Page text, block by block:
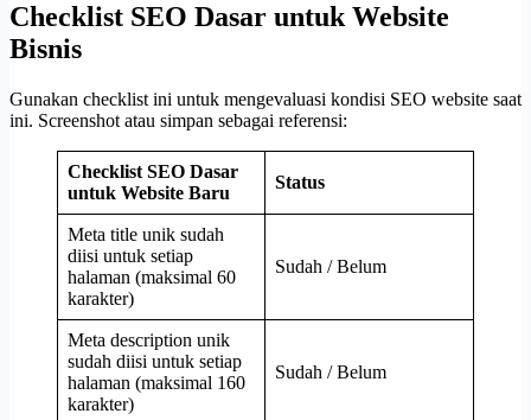
Checklist SEO Dasar untuk Website
Bisnis
Gunakan checklist ini untuk mengevaluasi kondisi SEO website saat
ini. Screenshot atau simpan sebagai referensi:
Checklist SEO Dasar
untuk Website Baru
Status
Meta title unik sudah
diisi untuk setiap
halaman (maksimal 60
karakter)
Sudah / Belum
Meta description unik
sudah diisi untuk setiap
halaman (maksimal 160
karakter)
Sudah / Belum